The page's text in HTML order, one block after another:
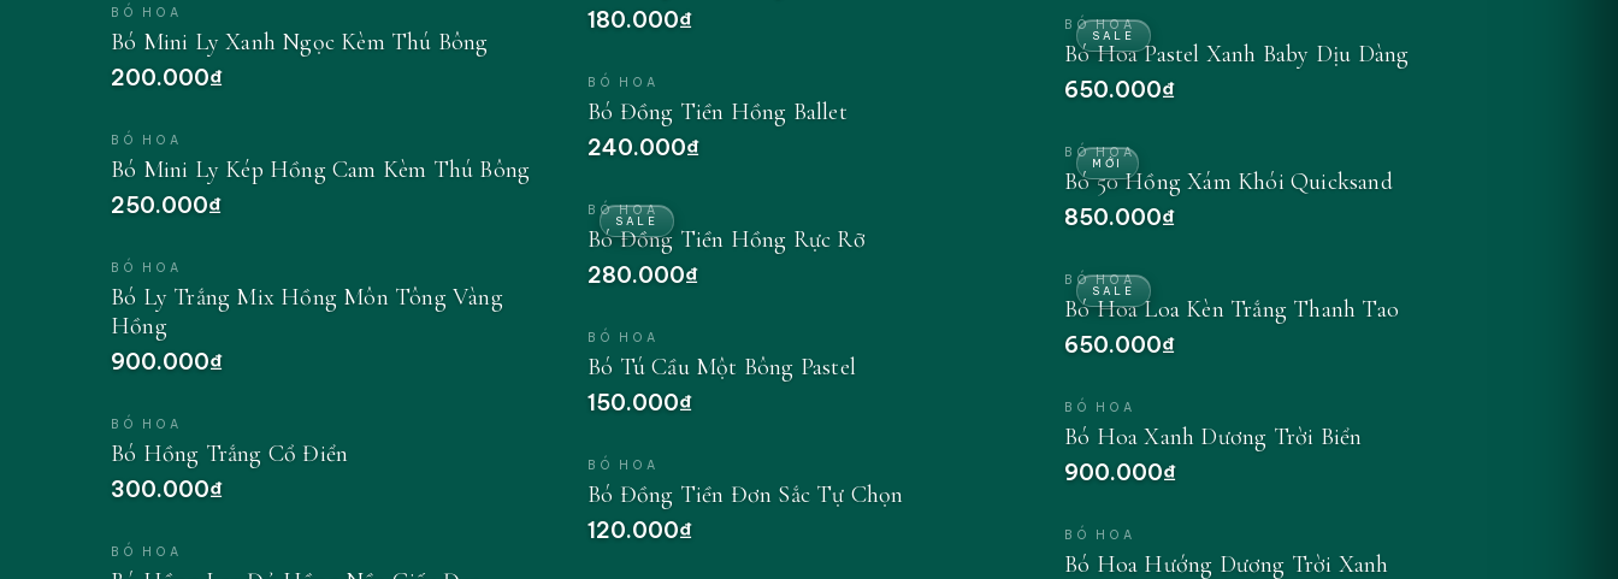
BÓ HOA
Bó Mini Ly Xanh Ngọc Kèm Thú Bông
200.000₫
BÓ HOA
Bó Mini Ly Kép Hồng Cam Kèm Thú Bông
250.000₫
BÓ HOA
Bó Ly Trắng Mix Hồng Môn Tông Vàng
Hồng
900.000₫
BÓ HOA
Bó Hồng Trắng Cổ Điển
300.000₫
BÓ HOA
180.000₫
BÓ HOA
Bó Đồng Tiền Hồng Ballet
240.000₫
SALE
BÓ HOA
Bó Đồng Tiền Hồng Rực Rỡ
280.000₫
BÓ HOA
Bó Tú Cầu Một Bông Pastel
150.000₫
BÓ HOA
Bó Đồng Tiền Đơn Sắc Tự Chọn
120.000₫
SALE
BÓ HOA
Bó Hoa Pastel Xanh Baby Dịu Dàng
650.000₫
MỚI
BÓ HOA
Bó 50 Hồng Xám Khói Quicksand
850.000₫
SALE
BÓ HOA
Bó Hoa Loa Kèn Trắng Thanh Tao
650.000₫
BÓ HOA
Bó Hoa Xanh Dương Trời Biển
900.000₫
BÓ HOA
Bó Hoa Hướng Dương Trời Xanh